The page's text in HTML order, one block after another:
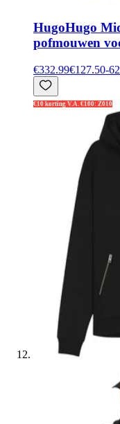
HugoHugo
pofmouwen
€332.99€127.50-62
€10 korting V.A. €100: Z010